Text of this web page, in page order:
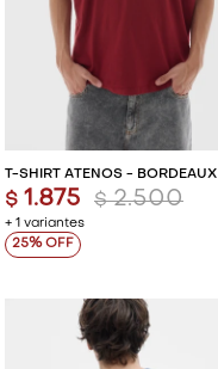
T-SHIRT ATENOS - BORDEAUX
+ 1 variantes
$ 1.875 $ 2.500
25